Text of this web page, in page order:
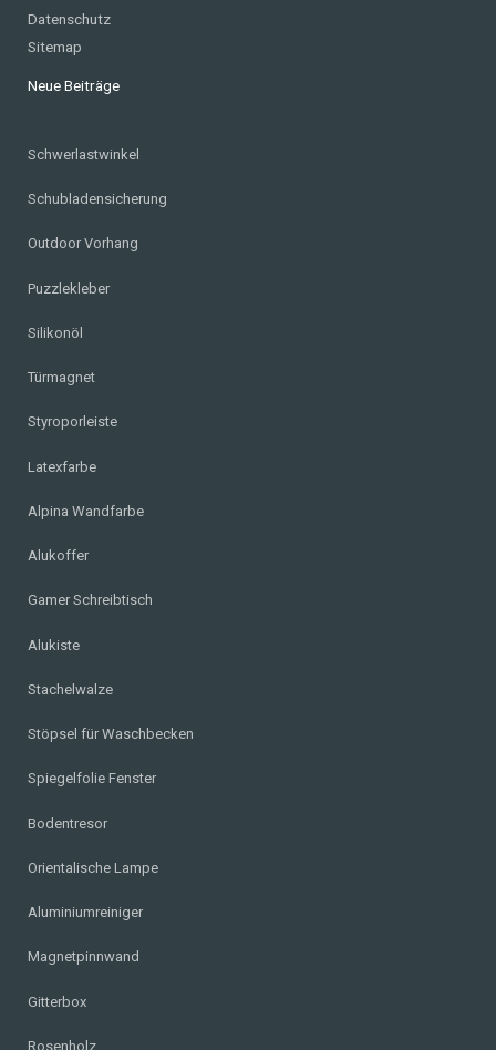
Datenschutz
Sitemap
Neue Beiträge
Schwerlastwinkel
Schubladensicherung
Outdoor Vorhang
Puzzlekleber
Silikonöl
Türmagnet
Styroporleiste
Latexfarbe
Alpina Wandfarbe
Alukoffer
Gamer Schreibtisch
Alukiste
Stachelwalze
Stöpsel für Waschbecken
Spiegelfolie Fenster
Bodentresor
Orientalische Lampe
Aluminiumreiniger
Magnetpinnwand
Gitterbox
Rosenholz